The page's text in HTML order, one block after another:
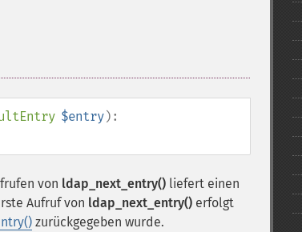
$entry):
von ldap_next_entry() liefert einen
Aufruf von ldap_next_entry() erfolgt
zurückgegeben wurde.